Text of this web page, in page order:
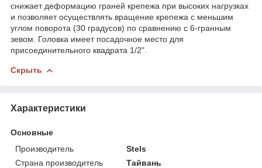
снижает деформацию граней крепежа при высоких нагрузках
и позволяет осуществлять вращение крепежа с меньшим
углом поворота (30 градусов) по сравнению с 6-гранным
зевом. Головка имеет посадочное место для
присоединительного квадрата 1/2".
Скрыть
Характеристики
Основные
Производитель
Stels
Страна производитель
Тайвань